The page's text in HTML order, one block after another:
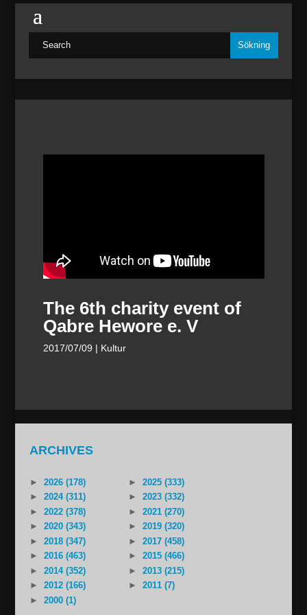
The 6th charity event of
Qabre Hewore e. V
2017/07/09 | Kultur
ARCHIVES
► 2026 (178) ►
2025 (333)
►
2024 (311) ►
2023 (332)
►
2022 (378) ►
2021 (270)
►
2020 (343) ►
2019 (320)
►
2018 (347) ►
2017 (458)
►
2016 (463) ►
2015 (466)
►
2014 (352) ►
2013 (215)
►
2012 (166) ►
2011 (7)
►
2000 (1)